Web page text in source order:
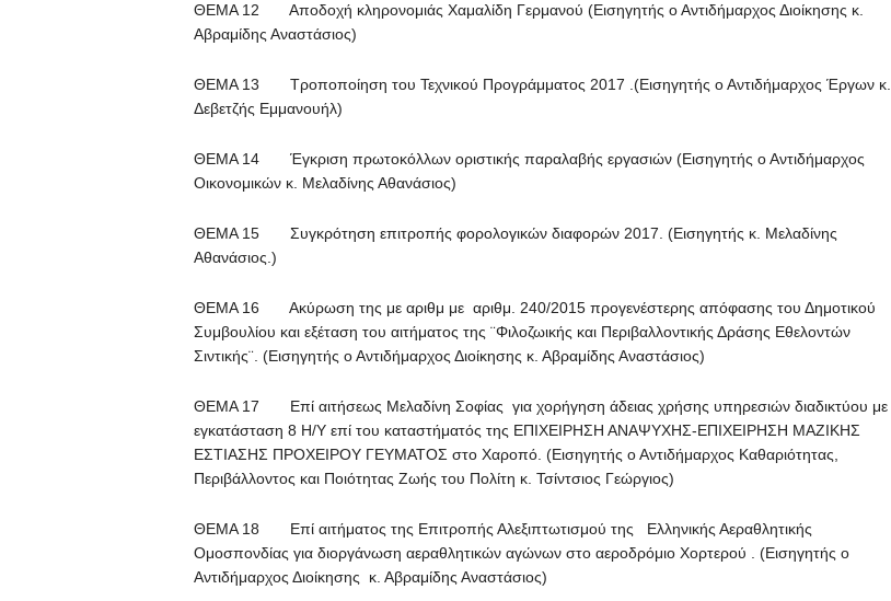
ΘΕΜΑ 12 Αποδοχή κληρονομιάς Χαμαλίδη Γερμανού (Εισηγητής ο Αντιδήμαρχος Διοίκησης κ.
Αβραμίδης Αναστάσιος)
ΘΕΜΑ 13 Τροποποίηση του Τεχνικού Προγράμματος 2017 .(Εισηγητής ο Αντιδήμαρχος Έργων κ.
Δεβετζής Εμμανουήλ)
ΘΕΜΑ 14 Έγκριση πρωτοκόλλων οριστικής παραλαβής εργασιών (Εισηγητής ο Αντιδήμαρχος
Οικονομικών κ. Μελαδίνης Αθανάσιος)
ΘΕΜΑ 15 Συγκρότηση επιτροπής φορολογικών διαφορών 2017. (Εισηγητής κ. Μελαδίνης
Αθανάσιος.)
ΘΕΜΑ 16 Ακύρωση της με αριθμ με αριθμ. 240/2015 προγενέστερης απόφασης του Δημοτικού
Συμβουλίου και εξέταση του αιτήματος της ¨Φιλοζωικής και Περιβαλλοντικής Δράσης Εθελοντών
Σιντικής¨. (Εισηγητής ο Αντιδήμαρχος Διοίκησης κ. Αβραμίδης Αναστάσιος)
ΘΕΜΑ 17 Επί αιτήσεως Μελαδίνη Σοφίας για χορήγηση άδειας χρήσης υπηρεσιών διαδικτύου με
εγκατάσταση 8 Η/Υ επί του καταστήματός της ΕΠΙΧΕΙΡΗΣΗ ΑΝΑΨΥΧΗΣ-ΕΠΙΧΕΙΡΗΣΗ ΜΑΖΙΚΗΣ
ΕΣΤΙΑΣΗΣ ΠΡΟΧΕΙΡΟΥ ΓΕΥΜΑΤΟΣ στο Χαροπό. (Εισηγητής ο Αντιδήμαρχος Καθαριότητας,
Περιβάλλοντος και Ποιότητας Ζωής του Πολίτη κ. Τσίντσιος Γεώργιος)
ΘΕΜΑ 18 Επί αιτήματος της Επιτροπής Αλεξιπτωτισμού της Ελληνικής Αεραθλητικής
Ομοσπονδίας για διοργάνωση αεραθλητικών αγώνων στο αεροδρόμιο Χορτερού . (Εισηγητής ο
Αντιδήμαρχος Διοίκησης κ. Αβραμίδης Αναστάσιος)